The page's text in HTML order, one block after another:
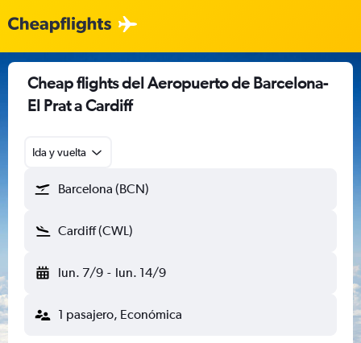
Cheap flights del Aeropuerto de Barcelona-
El Prat a Cardiff
Ida y vuelta
Barcelona (BCN)
Cardiff (CWL)
lun. 7/9 - lun. 14/9
1 pasajero, Económica